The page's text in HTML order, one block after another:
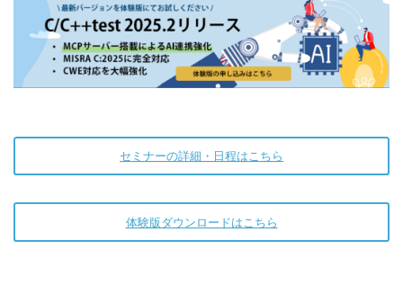
セミナーの詳細・日程はこちら
体験版ダウンロードはこちら